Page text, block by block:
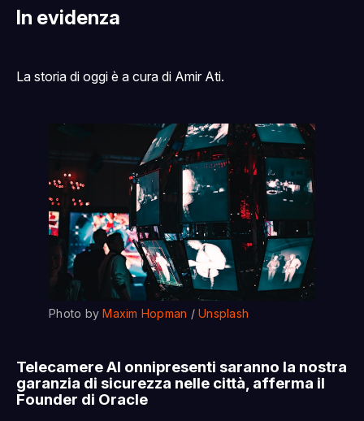
In evidenza
La storia di oggi è a cura di Amir Ati.
Photo by Maxim Hopman / Unsplash
Telecamere AI onnipresenti saranno la nostra
garanzia di sicurezza nelle città, afferma il
Founder di Oracle